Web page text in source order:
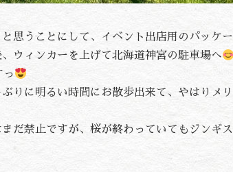
思うことにして、イベント出店用のパッケー
ウィンカーを上げて北海道神宮の駐車場へ
っ
りに明るい時間にお散歩出来て、やはりメリ
だ禁止ですが、桜が終わっていてもジンギス